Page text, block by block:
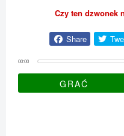
Czy ten dzwonek
Share
00:00
GRAĆ